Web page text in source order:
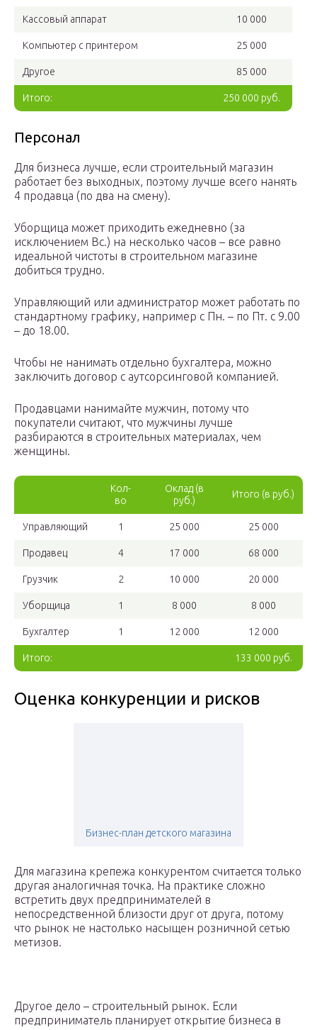
Итого: 250 000 руб.
Кассовый аппарат 10 000
Компьютер с принтером 25 000
Другое 85 000
Персонал
Для бизнеса лучше, если строительный магазин
работает без выходных, поэтому лучше всего нанять
4 продавца (по два на смену).
Уборщица может приходить ежедневно (за
исключением Вс.) на несколько часов – все равно
идеальной чистоты в строительном магазине
добиться трудно.
Управляющий или администратор может работать по
стандартному графику, например с Пн. – по Пт. с 9.00
– до 18.00.
Чтобы не нанимать отдельно бухгалтера, можно
заключить договор с аутсорсинговой компанией.
Продавцами нанимайте мужчин, потому что
покупатели считают, что мужчины лучше
разбираются в строительных материалах, чем
женщины.
Кол-
во
Оклад (в
руб.)
Итого (в руб.)
Итого: 133 000 руб.
Управляющий 1 25 000 25 000
Продавец 4 17 000 68 000
Грузчик 2 10 000 20 000
Уборщица 1 8 000 8 000
Бухгалтер 1 12 000 12 000
Оценка конкуренции и рисков
Бизнес-план детского магазина
Для магазина крепежа конкурентом считается только
другая аналогичная точка. На практике сложно
встретить двух предпринимателей в
непосредственной близости друг от друга, потому
что рынок не настолько насыщен розничной сетью
метизов.
Другое дело – строительный рынок. Если
предприниматель планирует открытие бизнеса в